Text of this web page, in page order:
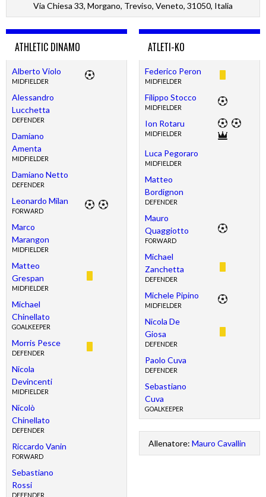
Via Chiesa 33, Morgano, Treviso, Veneto, 31050, Italia
ATHLETIC DINAMO
Alberto Violo
MIDFIELDER
Alessandro
Lucchetta
DEFENDER
Damiano
Amenta
MIDFIELDER
Damiano Netto
DEFENDER
Leonardo Milan
FORWARD
Marco
Marangon
MIDFIELDER
Matteo
Grespan
MIDFIELDER
Michael
Chinellato
GOALKEEPER
Morris Pesce
DEFENDER
Nicola
Devincenti
MIDFIELDER
Nicolò
Chinellato
DEFENDER
Riccardo Vanin
FORWARD
Sebastiano
Rossi
DEFENDER
ATLETI-KO
Federico Peron
MIDFIELDER
Filippo Stocco
MIDFIELDER
Ion Rotaru
MIDFIELDER
Luca Pegoraro
MIDFIELDER
Matteo
Bordignon
DEFENDER
Mauro
Quaggiotto
FORWARD
Michael
Zanchetta
DEFENDER
Michele Pipino
MIDFIELDER
Nicola De
Giosa
DEFENDER
Paolo Cuva
DEFENDER
Sebastiano
Cuva
GOALKEEPER
Allenatore: Mauro Cavallin